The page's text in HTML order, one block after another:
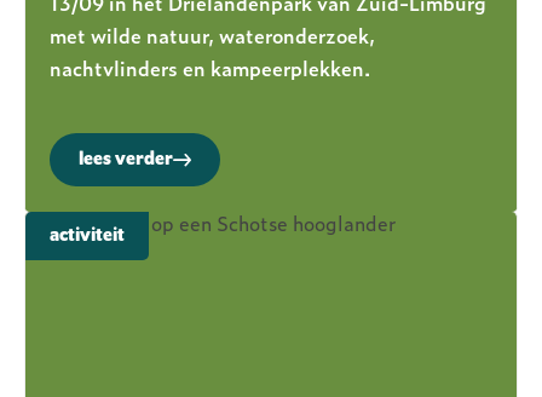
met wilde natuur, wateronderzoek,
nachtvlinders en kampeerplekken.
lees verder
activiteit